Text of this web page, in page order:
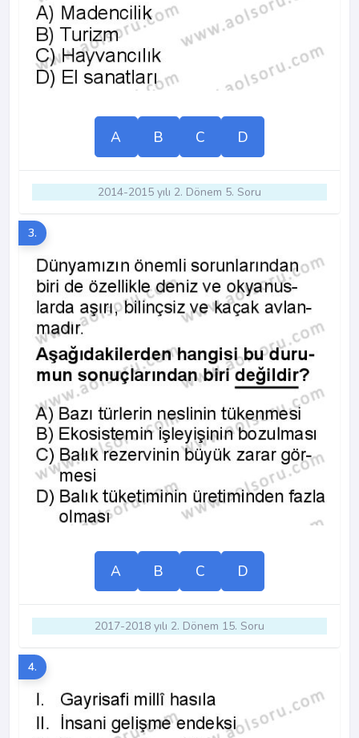
A B C D
2014-2015 yılı 2. Dönem 5. Soru
3.
A B C D
2017-2018 yılı 2. Dönem 15. Soru
4.